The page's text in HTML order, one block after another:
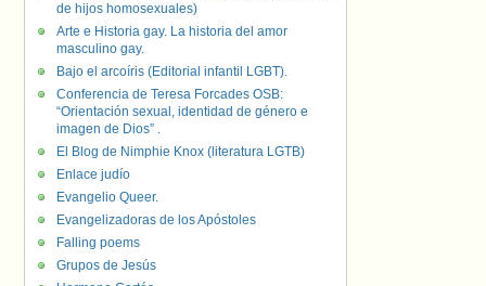
de hijos homosexuales)
Arte e Historia gay. La historia del amor
masculino gay.
Bajo el arcoíris (Editorial infantil LGBT).
Conferencia de Teresa Forcades OSB:
“Orientación sexual, identidad de género e
imagen de Dios” .
El Blog de Nimphie Knox (literatura LGTB)
Enlace judío
Evangelio Queer.
Evangelizadoras de los Apóstoles
Falling poems
Grupos de Jesús